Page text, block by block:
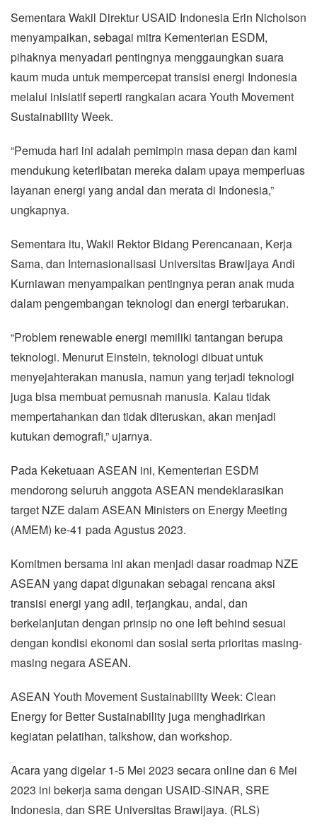
Sementara Wakil Direktur USAID Indonesia Erin Nicholson
menyampaikan, sebagai mitra Kementerian ESDM,
pihaknya menyadari pentingnya menggaungkan suara
kaum muda untuk mempercepat transisi energi Indonesia
melalui inisiatif seperti rangkaian acara Youth Movement
Sustainability Week.
“Pemuda hari ini adalah pemimpin masa depan dan kami
mendukung keterlibatan mereka dalam upaya memperluas
layanan energi yang andal dan merata di Indonesia,”
ungkapnya.
Sementara itu, Wakil Rektor Bidang Perencanaan, Kerja
Sama, dan Internasionalisasi Universitas Brawijaya Andi
Kurniawan menyampaikan pentingnya peran anak muda
dalam pengembangan teknologi dan energi terbarukan.
“Problem renewable energi memiliki tantangan berupa
teknologi. Menurut Einstein, teknologi dibuat untuk
menyejahterakan manusia, namun yang terjadi teknologi
juga bisa membuat pemusnah manusia. Kalau tidak
mempertahankan dan tidak diteruskan, akan menjadi
kutukan demografi,” ujarnya.
Pada Keketuaan ASEAN ini, Kementerian ESDM
mendorong seluruh anggota ASEAN mendeklarasikan
target NZE dalam ASEAN Ministers on Energy Meeting
(AMEM) ke-41 pada Agustus 2023.
Komitmen bersama ini akan menjadi dasar roadmap NZE
ASEAN yang dapat digunakan sebagai rencana aksi
transisi energi yang adil, terjangkau, andal, dan
berkelanjutan dengan prinsip no one left behind sesuai
dengan kondisi ekonomi dan sosial serta prioritas masing-
masing negara ASEAN.
ASEAN Youth Movement Sustainability Week: Clean
Energy for Better Sustainability juga menghadirkan
kegiatan pelatihan, talkshow, dan workshop.
Acara yang digelar 1-5 Mei 2023 secara online dan 6 Mei
2023 ini bekerja sama dengan USAID-SINAR, SRE
Indonesia, dan SRE Universitas Brawijaya. (RLS)